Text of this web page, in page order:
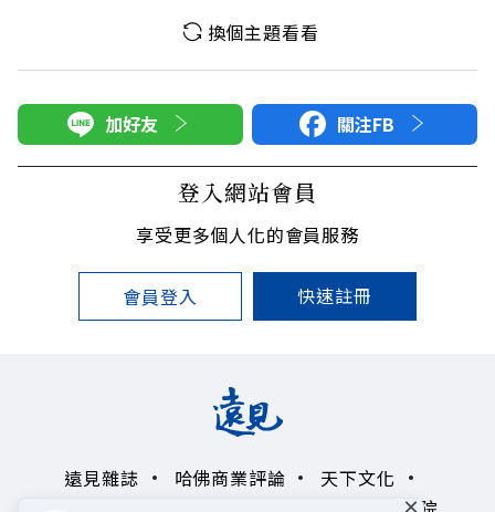
換個主題看看
加好友 關注FB
登入網站會員
享受更多個人化的會員服務
會員登入 快速註冊
遠見雜誌 哈佛商業評論
天下文化